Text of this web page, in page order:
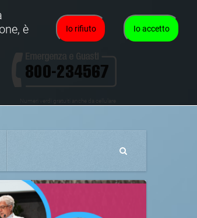
Numeri verdi gratuiti anche da cellulare
Io accetto
Io rifiuto
è